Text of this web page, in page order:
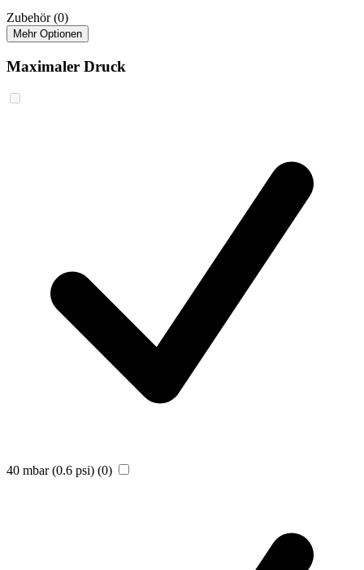
Zubehör (0)
Mehr Optionen
Maximaler Druck
40 mbar (0.6 psi) (0)